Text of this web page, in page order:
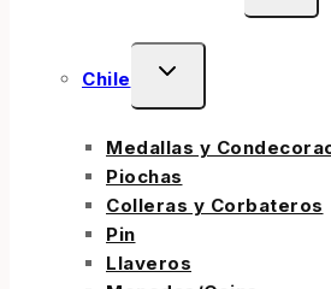
Chile
Medallas y
Piochas
Colleras y Corbateros
Pin
Llaveros